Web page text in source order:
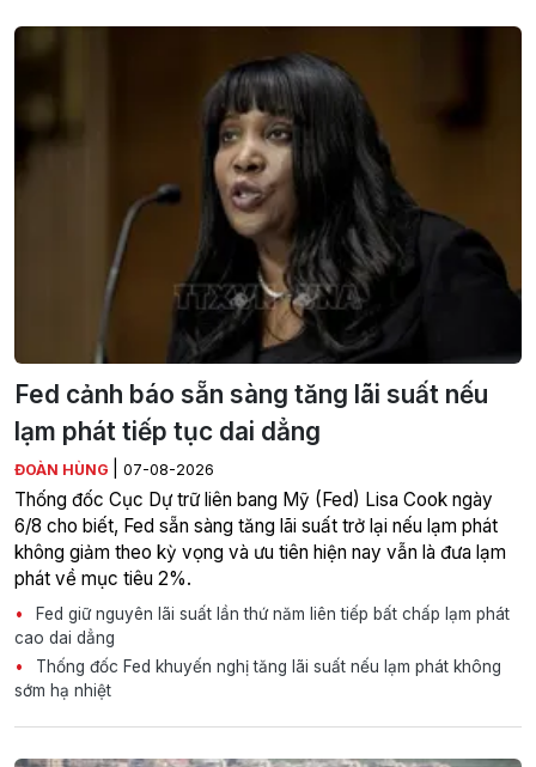
Fed cảnh báo sẵn sàng tăng lãi suất nếu
lạm phát tiếp tục dai dẳng
ĐOÀN HÙNG 07-08-2026
Thống đốc Cục Dự trữ liên bang Mỹ (Fed) Lisa Cook ngày
6/8 cho biết, Fed sẵn sàng tăng lãi suất trở lại nếu lạm phát
không giảm theo kỳ vọng và ưu tiên hiện nay vẫn là đưa lạm
phát về mục tiêu 2%.
Fed giữ nguyên lãi suất lần thứ năm liên tiếp bất chấp lạm phát
cao dai dẳng
Thống đốc Fed khuyến nghị tăng lãi suất nếu lạm phát không
sớm hạ nhiệt